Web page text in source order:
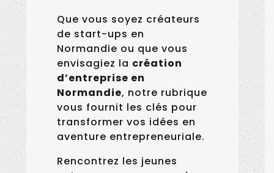
Que vous soyez créateurs
de start-ups en
Normandie ou que vous
envisagiez la création
d’entreprise en
Normandie, notre rubrique
vous fournit les clés pour
transformer vos idées en
aventure entrepreneuriale.
Rencontrez les jeunes